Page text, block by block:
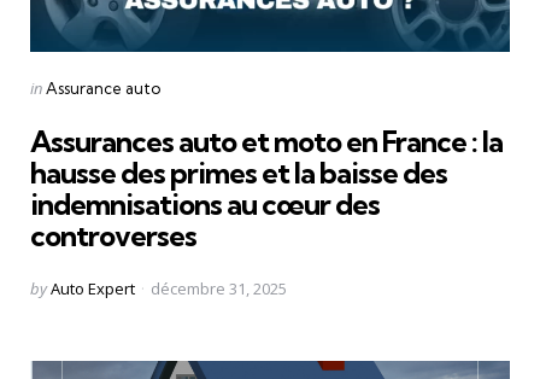
Categories
Posted
inAssurance auto
Assurances auto et moto en France : la
hausse des primes et la baisse des
indemnisations au cœur des
controverses
Posted
byAuto Expert décembre 31, 2025